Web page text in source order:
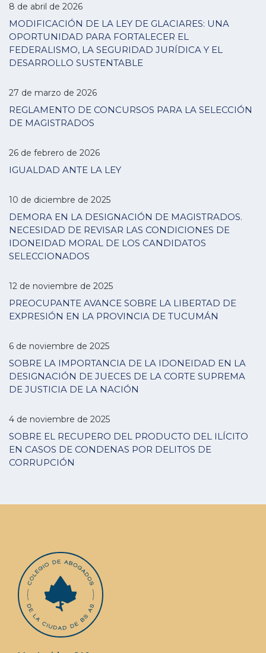
8 de abril de 2026
MODIFICACIÓN DE LA LEY DE GLACIARES: UNA
OPORTUNIDAD PARA FORTALECER EL
FEDERALISMO, LA SEGURIDAD JURÍDICA Y EL
DESARROLLO SUSTENTABLE
27 de marzo de 2026
REGLAMENTO DE CONCURSOS PARA LA SELECCIÓN
DE MAGISTRADOS
26 de febrero de 2026
IGUALDAD ANTE LA LEY
10 de diciembre de 2025
DEMORA EN LA DESIGNACIÓN DE MAGISTRADOS.
NECESIDAD DE REVISAR LAS CONDICIONES DE
IDONEIDAD MORAL DE LOS CANDIDATOS
SELECCIONADOS
12 de noviembre de 2025
PREOCUPANTE AVANCE SOBRE LA LIBERTAD DE
EXPRESIÓN EN LA PROVINCIA DE TUCUMÁN
6 de noviembre de 2025
SOBRE LA IMPORTANCIA DE LA IDONEIDAD EN LA
DESIGNACIÓN DE JUECES DE LA CORTE SUPREMA
DE JUSTICIA DE LA NACIÓN
4 de noviembre de 2025
SOBRE EL RECUPERO DEL PRODUCTO DEL ILÍCITO
EN CASOS DE CONDENAS POR DELITOS DE
CORRUPCIÓN